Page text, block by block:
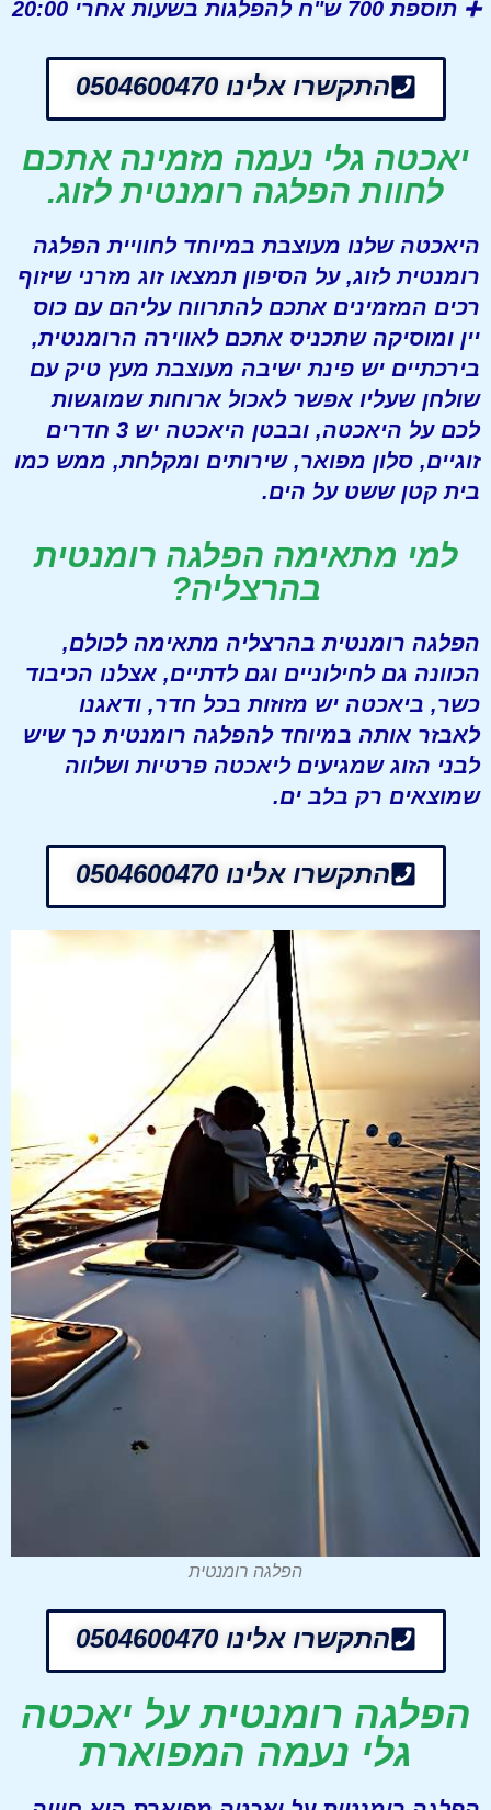
➕תוספת 700 ש"ח להפלגות בשעות אחרי 20:00
התקשרו אלינו 0504600470
יאכטה גלי נעמה מזמינה אתכם
לחוות הפלגה רומנטית לזוג.
היאכטה שלנו מעוצבת במיוחד לחוויית הפלגה
רומנטית לזוג, על הסיפון תמצאו זוג מזרני שיזוף
רכים המזמינים אתכם להתרווח עליהם עם כוס
יין ומוסיקה שתכניס אתכם לאווירה הרומנטית,
בירכתיים יש פינת ישיבה מעוצבת מעץ טיק עם
שולחן שעליו אפשר לאכול ארוחות שמוגשות
לכם על היאכטה, ובבטן היאכטה יש 3 חדרים
זוגיים, סלון מפואר, שירותים ומקלחת, ממש כמו
בית קטן ששט על הים.
למי מתאימה הפלגה רומנטית
בהרצליה?
הפלגה רומנטית בהרצליה מתאימה לכולם,
הכוונה גם לחילוניים וגם לדתיים, אצלנו הכיבוד
כשר, ביאכטה יש מזוזות בכל חדר, ודאגנו
לאבזר אותה במיוחד להפלגה רומנטית כך שיש
לבני הזוג שמגיעים ליאכטה פרטיות ושלווה
שמוצאים רק בלב ים.
התקשרו אלינו 0504600470
הפלגה רומנטית
התקשרו אלינו 0504600470
הפלגה רומנטית על יאכטה
גלי נעמה המפוארת